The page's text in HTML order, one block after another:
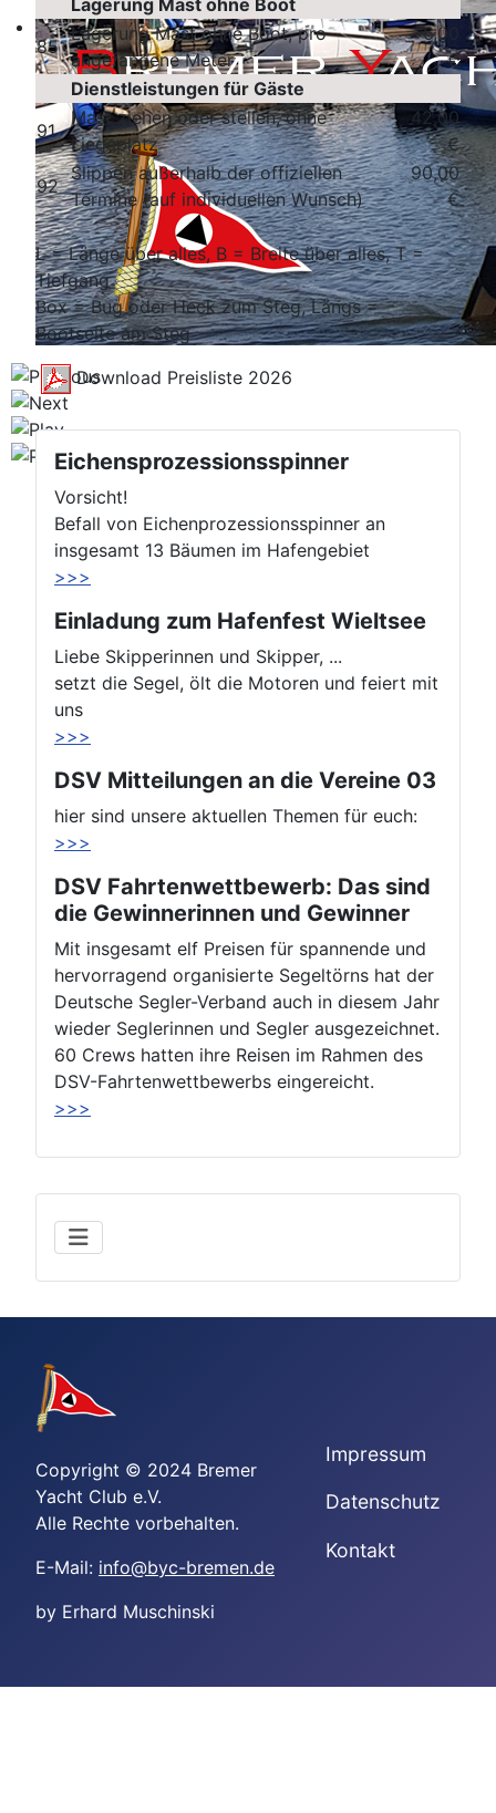
Lagerung Mast ohne Boot
85
Lagerung Mast ohne Boot, pro
angefangene Meter
6,00
€
Dienstleistungen für Gäste
91
Mast ziehen oder stellen, ohne
Liegeplatz
42,00
€
92
Slippen außerhalb der offiziellen
Termine (auf individuellen Wunsch)
90,00
€
L = Länge über alles, B = Breite über alles, T =
Tiefgang
Box = Bug oder Heck zum Steg, Längs =
Bootseite am Steg
Download Preisliste 2026
Eichensprozessionsspinner
Vorsicht!
Befall von Eichenprozessionsspinner an
insgesamt 13 Bäumen im Hafengebiet
>>>
Einladung zum Hafenfest Wieltsee
Liebe Skipperinnen und Skipper, ...
setzt die Segel, ölt die Motoren und feiert mit
uns
>>>
DSV Mitteilungen an die Vereine 03
hier sind unsere aktuellen Themen für euch:
>>>
DSV Fahrtenwettbewerb: Das sind
die Gewinnerinnen und Gewinner
Mit insgesamt elf Preisen für spannende und
hervorragend organisierte Segeltörns hat der
Deutsche Segler-Verband auch in diesem Jahr
wieder Seglerinnen und Segler ausgezeichnet.
60 Crews hatten ihre Reisen im Rahmen des
DSV-Fahrtenwettbewerbs eingereicht.
>>>
Copyright © 2024 Bremer
Yacht Club e.V.
Alle Rechte vorbehalten.
E-Mail: info@byc-bremen.de
by Erhard Muschinski
Impressum
Datenschutz
Kontakt